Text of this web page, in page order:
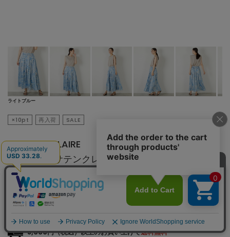
ライトブルー
×10pt 再入荷 SALE
MELROSE CLAIRE
【カモフラサテンクレーププリントタックスカー
ト】
¥13,200 60% OFF ¥5,280
48ポイント還元
8,000円（税込）以上のお買い上げで送料無料